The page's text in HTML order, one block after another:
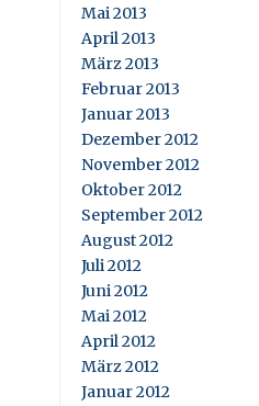
Mai 2013
April 2013
März 2013
Februar 2013
Januar 2013
Dezember 2012
November 2012
Oktober 2012
September 2012
August 2012
Juli 2012
Juni 2012
Mai 2012
April 2012
März 2012
Januar 2012